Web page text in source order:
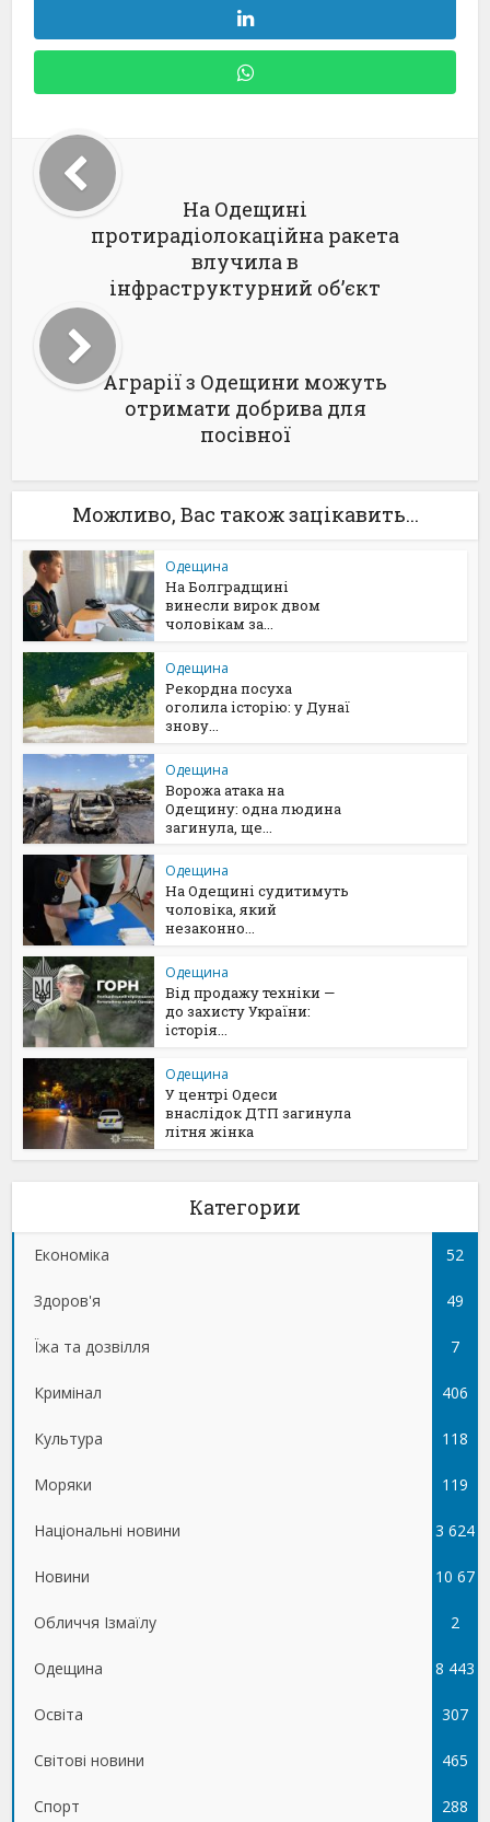
На Одещині
протирадіолокаційна ракета
влучила в
інфраструктурний об’єкт
Аграрії з Одещини можуть
отримати добрива для
посівної
Можливо, Вас також зацікавить...
Одещина
На Болградщині
винесли вирок двом
чоловікам за...
Одещина
Рекордна посуха
оголила історію: у Дунаї
знову...
Одещина
Ворожа атака на
Одещину: одна людина
загинула, ще...
Одещина
На Одещині судитимуть
чоловіка, який
незаконно...
Одещина
Від продажу техніки —
до захисту України:
історія...
Одещина
У центрі Одеси
внаслідок ДТП загинула
літня жінка
Категории
Економіка 52
Здоров'я 49
Їжа та дозвілля 7
Кримінал 406
Культура 118
Моряки 119
Національні новини 3 624
Новини 10 67
5
Обличчя Ізмаїлу 2
Одещина 8 443
Освіта 307
Світові новини 465
Спорт 288